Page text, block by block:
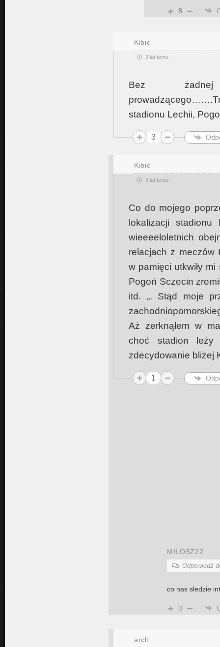
8
Kibic
3 lat temu
Bez
stadionu Lechii,
3
Kibic
3 lat temu
Co do mojego
lokalizacji
wieeeeloletnich
relacjach z meczów
w pamięci utkwiły mi
Pogoń Sczecin
itd. „. Stąd moje
Aż zerknąłem w
choć stadion leży
zdecydowanie bliżej
1
MIŁOSZ22
Odpowiedź
co nas sledzie
0
arch